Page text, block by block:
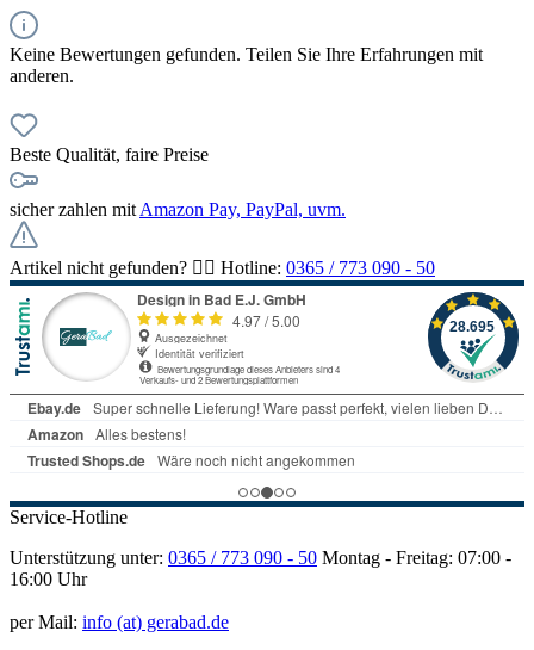
Keine Bewertungen gefunden. Teilen Sie Ihre Erfahrungen mit
anderen.
Beste Qualität, faire Preise
sicher zahlen mit Amazon Pay, PayPal, uvm.
Artikel nicht gefunden? 👉🏻 Hotline: 0365 / 773 090 - 50
Service-Hotline
Unterstützung unter: 0365 / 773 090 - 50 Montag - Freitag: 07:00 -
16:00 Uhr
per Mail: info (at) gerabad.de